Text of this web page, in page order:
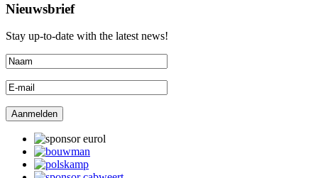
Nieuwsbrief
Stay up-to-date with the latest news!